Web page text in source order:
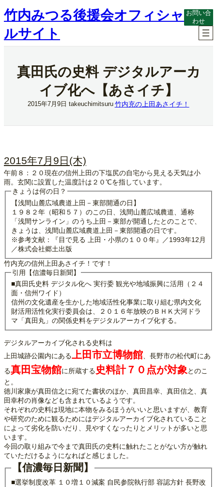
内
容
ス
キ
竹内みつる後援会オフィシャ
ルサイト
お問い合
わせ
真田氏の史料 デジタルアーカ
イブ化へ【あさイチ】
2015年7月9日 takeuchimitsuru 竹内充の上田あさイチ！
2015年7月9日(木)
午前８：２０現在の信州上田の下塩尻の自宅から見える天気は小
雨。玄関に設置した温度計は２０℃を指しています。
きょうは何の日？
【浅間山麓広域農道上田－東部開通の日】
１９８２年（昭和５７）のこの日、浅間山麓広域農道、通称
「浅間サンライン」のうち上田－東部が開通したとのことで、
きょうは、浅間山麓広域農道上田－東部開通の日です。
※参考文献：『目で見る 上田・小県の１００年』／1993年12月
／株式会社郷土出版
竹内充の信州上田あさイチ！です！
引用【信濃毎日新聞】
■真田氏史料 デジタル化へ 実行委 観光や地域振興に活用（２４
面・信州ワイド）
信州の文化遺産を生かした地域活性化事業に取り組む県内文化
財活用活性化実行委員会は、２０１６年放映のＢＨＫ大河ドラ
マ「真田丸」の関係史料をデジタルアーカイブ化する。
デジタルアーカイブ化される史料は
上田城跡公園内にある上田市立博物館、長野市の松代町にあ
る真田宝物館に所蔵する 史料計７０点が対象とのこ
と。
徳川家康が真田信之に宛てた書状のほか、真田昌幸、真田信之、真
田幸村の肖像なども含まれているようです。
それぞれの史料は現地に本物をみるほうがいいと思いますが、教育
や研究のために観るためにはデジタルアーカイブ化されていること
によって劣化を防いだり、見やすくなったりとメリットが多いと思
います。
今回の取り組みで今まで真田氏の史料に触れたことがない方が触れ
ていただけるようになればと感じました。
【信濃毎日新聞】
■選挙制度改革 １０増１０減案 自民参院執行部 容認方針 長野改